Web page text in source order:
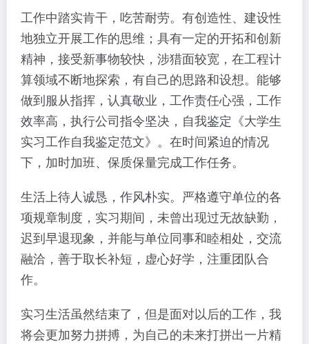
工作中踏实肯干，吃苦耐劳。有创造性、建设性
地独立开展工作的思维；具有一定的开拓和创新
精神，接受新事物较快，涉猎面较宽，在工程计
算领域不断地探索，有自己的思路和设想。能够
做到服从指挥，认真敬业，工作责任心强，工作
效率高，执行公司指令坚决，自我鉴定《大学生
实习工作自我鉴定范文》。在时间紧迫的情况
下，加时加班、保质保量完成工作任务。
生活上待人诚恳，作风朴实。严格遵守单位的各
项规章制度，实习期间，未曾出现过无故缺勤，
迟到早退现象，并能与单位同事和睦相处，交流
融洽，善于取长补短，虚心好学，注重团队合
作。
实习生活虽然结束了，但是面对以后的工作，我
将会更加努力拼搏，为自己的未来打拼出一片精